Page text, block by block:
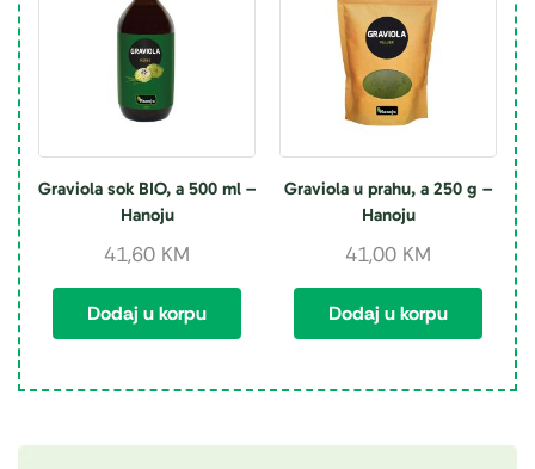
Graviola sok BIO, a 500 ml –
Hanoju
41,60 KM
Dodaj u korpu
Graviola u prahu, a 250 g –
Hanoju
41,00 KM
Dodaj u korpu